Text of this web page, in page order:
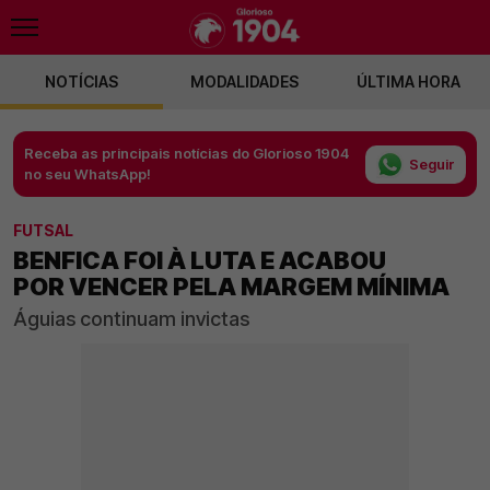
NOTÍCIAS MODALIDADES ÚLTIMA HORA
Receba as principais notícias do Glorioso 1904
no seu WhatsApp!
Seguir
FUTSAL
BENFICA FOI À LUTA E ACABOU
POR VENCER PELA MARGEM MÍNIMA
Águias continuam invictas